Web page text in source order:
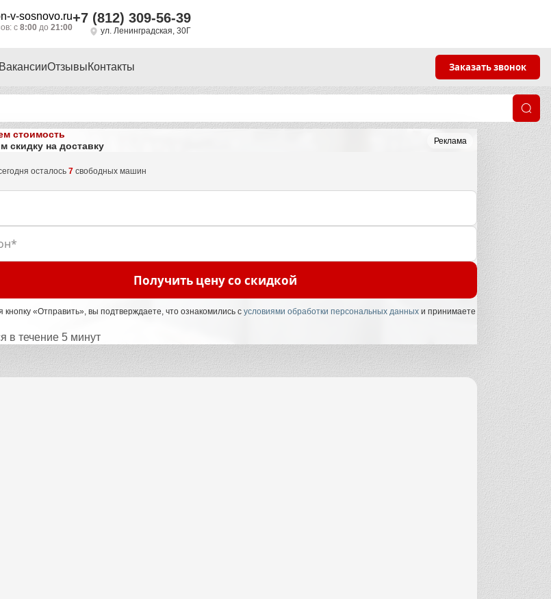
v-sosnovo.ru
с 8:00 до 21:00
+7 (812) 309-56-39
ул. Ленинградская, 30Г
ВакансииОтзывыКонтакты Заказать звонок
Реклама
стоимость
скидку на доставку
осталось 7свободных машин
Получить цену со скидкой
кнопку «Отправить», вы подтверждаете, что ознакомились сусловиями обработки персональных данных и принимаете
в течение 5 минут